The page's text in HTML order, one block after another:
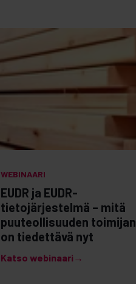
WEBINAARI
EUDR ja EUDR-
tietojärjestelmä – mitä
puuteollisuuden toimijan
on tiedettävä nyt
Katso webinaari→